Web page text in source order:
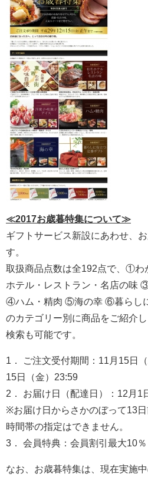
≪2017お歳暮特集について≫
ギフトサービス新設にあわせ、
す。
取扱商品点数は全192点で、①わ
ホテル・レストラン・名店の味
④ハム・精肉 ⑤海の幸 ⑥暮らし
のカテゴリー別に商品をご紹介
検索も可能です。
1． ご注文受付期間：11月15日
15日（金）23:59
2． お届け日（配達日）：12月1
※お届け日からさかのぼって13
時間帯の指定はできません。
3． 会員特典：会員割引最大10％
なお、お歳暮特集は、現在実施